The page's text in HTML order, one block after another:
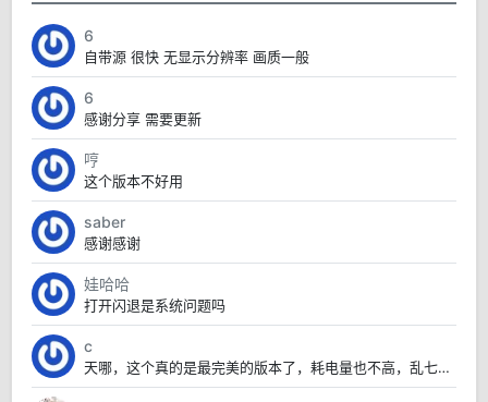
6
自带源 很快 无显示分辨率 画质一般
6
感谢分享 需要更新
哼
这个版本不好用
saber
感谢感谢
娃哈哈
打开闪退是系统问题吗
c
天哪，这个真的是最完美的版本了，耗电量也不高，乱七八糟的也没有，太赞了